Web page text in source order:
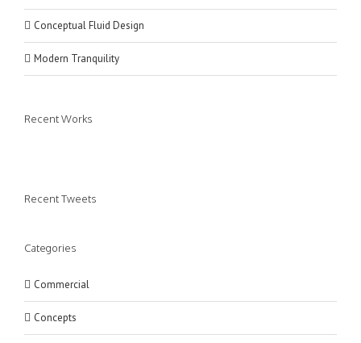
Conceptual Fluid Design
Modern Tranquility
Recent Works
Recent Tweets
Categories
Commercial
Concepts